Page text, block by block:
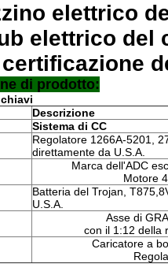
elettrico
elettrico del
di prodotto:
Descrizione
Sistema di CC
Regolatore 1266A-5201,
direttamente da U.S.A.
Marca dell'ADC
Motore
Batteria del Trojan,
U.S.A.
Asse di
con il 1:12 della
Caricatore a